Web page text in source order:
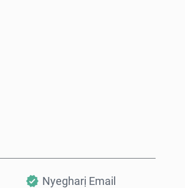
Nyegharị Email